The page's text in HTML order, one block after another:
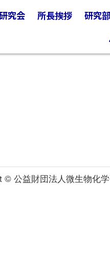
究会 所長挨拶 研究
© 公益財団法人微生物化